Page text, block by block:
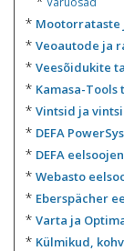
* Mootorrataste
* Veoautode ja
* Veesõidukite
* Kamasa-
* Vintsid ja
* DEFA
* DEFA
* Webasto
* Eberspächer
* Varta ja
* Külmikud,